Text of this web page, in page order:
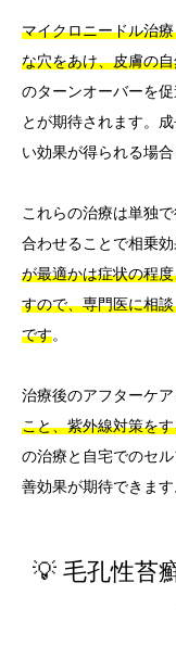
マイクロニードル治
な穴をあけ、皮膚の
のターンオーバーを
とが期待されます。
い効果が得られる場合
これらの治療は単独
合わせることで相乗
が最適かは症状の程
すので、専門医に相
です。
治療後のアフターケア
こと、紫外線対策を
の治療と自宅でのセ
善効果が期待できます
💡 毛孔性苔